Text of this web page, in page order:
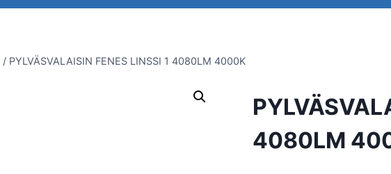
/ PYLVÄSVALAISIN FENES LINSSI 1 4080LM 4000K
4080LM